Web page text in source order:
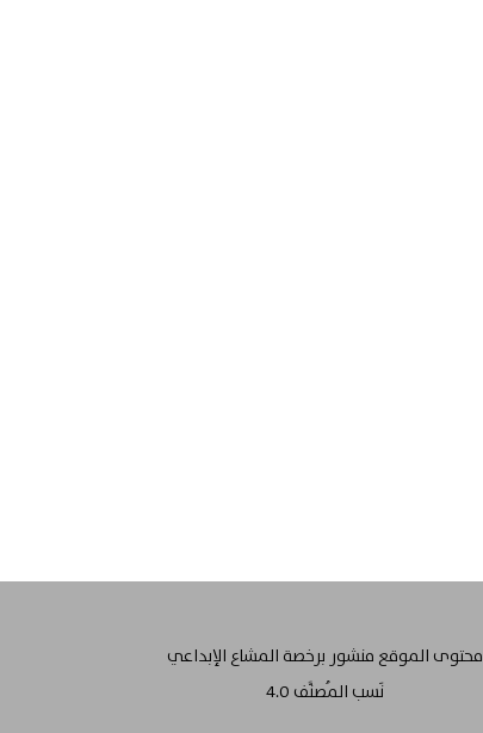
محتوى الموقع منشور برخصة المشاع الإبداعي
نَسب المُصنَّف 4.0